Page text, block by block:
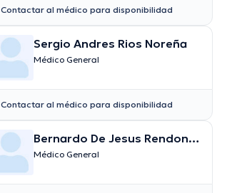
Contactar al médico para disponibilidad
Sergio Andres Rios Noreña
Médico General
Contactar al médico para disponibilidad
Bernardo De Jesus Rendon
Gallego
Médico General